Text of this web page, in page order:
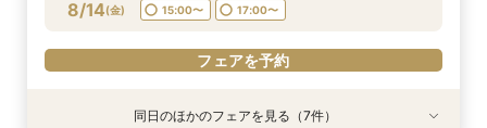
フェアを予約
フェアを予約
フェアを予約
フェアを予約
フェアを予約
フェアを予約
8/14(金)
15:00〜
17:00〜
フェアを予約
特典あり
特典あり
特典あり同日のほかのフェアを見る（7件）